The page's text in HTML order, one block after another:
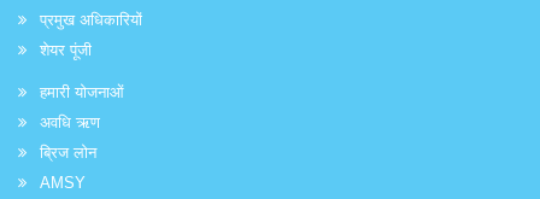
प्रमुख अधिकारियों
शेयर पूंजी
हमारी योजनाओं
अवधि ऋण
ब्रिज लोन
AMSY